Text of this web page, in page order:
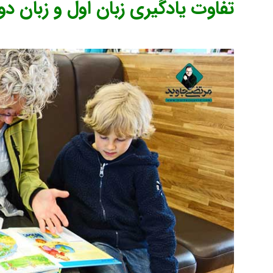
تفاوت یادگیری زبان اول و زبان